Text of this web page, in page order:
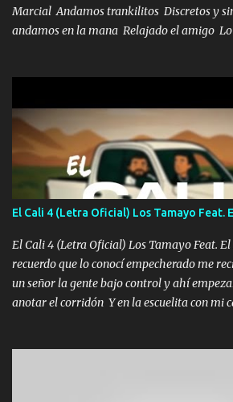
Marcial Andamos trankilitos Discretos y
andamos en la mana Relajado el amigo Lo
coronamos Se jala los marciales Y sus
Un gallardo me prendo Para agarrar el
tranquilizando Tomense un buen trago Y
los versos que voy cantando (Music) A
se atora Pero nunca le aflojamos Ya me
aunque ustedes no sepan Pero la vida es
echarle chingazos Y seguir trabajando
El Cali 4 (Letra Oficial) Los Tamayo Feat.
El Cali 4 (Letra Oficial) Los Tamayo Feat.
recuerdo que lo conocí empecherado me
un señor la gente bajo control y ahí
anotar el corridón Y en la escuelita con mi